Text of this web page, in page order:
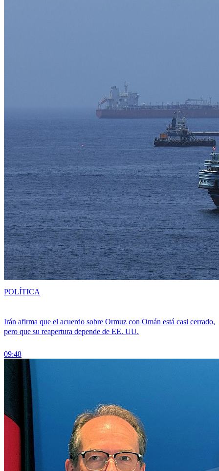
Irán afirma que el acuerdo sobre Ormuz con Omán está casi cerrado,
pero que su reapertura depende de EE. UU.
09:48
POLÍTICA